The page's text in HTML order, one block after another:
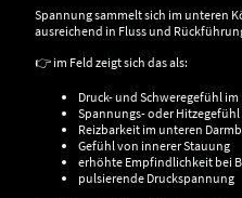
Spannung sammelt sich im unteren
ausreichend in Fluss und
👉 im Feld zeigt sich das als:
Druck- und Schweregefühl im
Spannungs- oder Hitzegefühl
Reizbarkeit im unteren
Gefühl von innerer Stauung
erhöhte Empfindlichkeit bei
pulsierende Druckspannung